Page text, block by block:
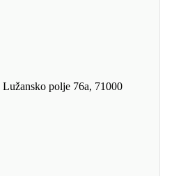
polje 76a, 71000